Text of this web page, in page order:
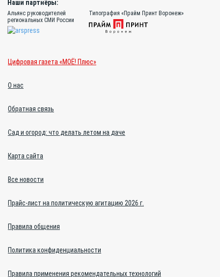
Наши партнёры:
Альянс руководителей
региональных СМИ России
Типография «Прайм Принт Воронеж»
Цифровая газета «МОЁ! Плюс»
О нас
Обратная связь
Сад и огород: что делать летом на даче
Карта сайта
Все новости
Прайс-лист на политическую агитацию 2026 г.
Правила общения
Политика конфиденциальности
Правила применения рекомендательных технологий